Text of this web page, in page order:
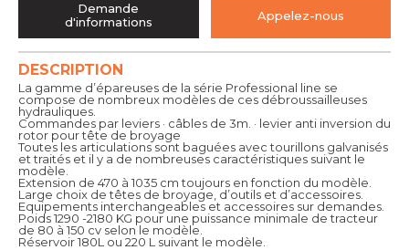
DESCRIPTION
La gamme d’épareuses de la série Professional line se
compose de nombreux modèles de ces débroussailleuses
hydrauliques.
Commandes par leviers · câbles de 3m. · levier anti inversion du
rotor pour tête de broyage
Toutes les articulations sont baguées avec tourillons galvanisés
et traités et il y a de nombreuses caractéristiques suivant le
modèle.
Extension de 470 à 1035 cm toujours en fonction du modèle.
Large choix de têtes de broyage, d’outils et d’accessoires.
Equipements interchangeables et accessoires sur demandes.
Poids 1290 -2180 KG pour une puissance minimale de tracteur
de 80 à 150 cv selon le modèle.
Réservoir 180L ou 220 L suivant le modèle.
Demande
d'informations
Appelez-nous